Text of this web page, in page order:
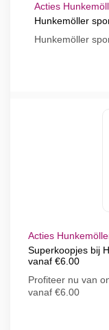
Acties
Hunkemöller
Hunkemöller
Acties
Superkoopjes bij
vanaf €6.00
Profiteer nu van
vanaf €6.00